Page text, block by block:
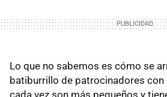
Lo que no sabemos es cómo se
batiburrillo de patrocinadores con
cada vez son más pequeños y